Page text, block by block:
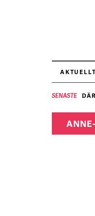
AKTUELLT
SENASTE